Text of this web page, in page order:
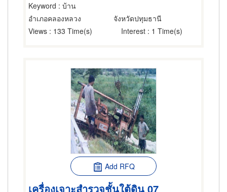
Keyword : บ้าน
อำเภอคลองหลวง
จังหวัดปทุมธานี
Views : 133 Time(s) Interest : 1 Time(s)
Add RFQ
เครื่องเจาะสำรวจชั้นใต้ดิน 07